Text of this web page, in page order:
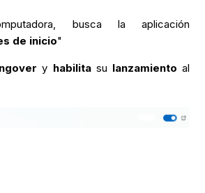
busca la aplicación
de inicio"
y habilitasu lanzamiento al